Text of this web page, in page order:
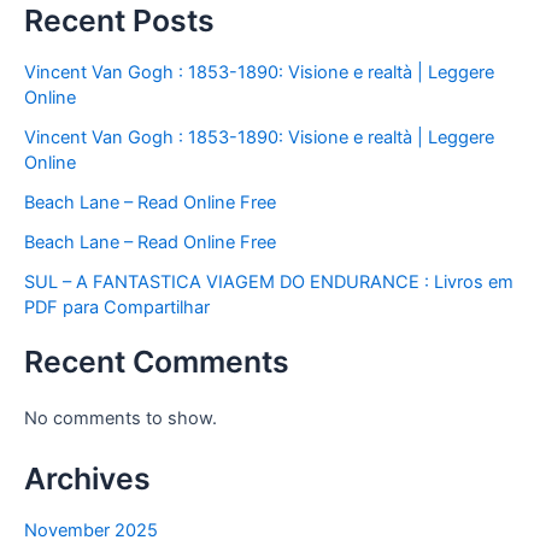
Recent Posts
Vincent Van Gogh : 1853-1890: Visione e realtà | Leggere
Online
Vincent Van Gogh : 1853-1890: Visione e realtà | Leggere
Online
Beach Lane – Read Online Free
Beach Lane – Read Online Free
SUL – A FANTASTICA VIAGEM DO ENDURANCE : Livros em
PDF para Compartilhar
Recent Comments
No comments to show.
Archives
November 2025